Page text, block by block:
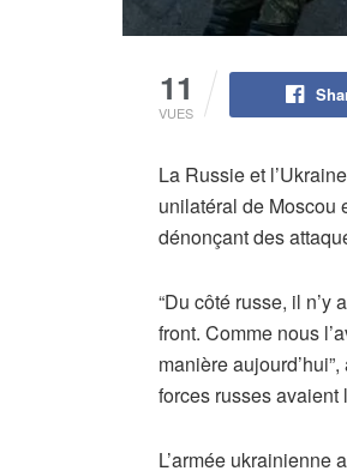
11
VUES
La Russie et
unilatéral de Moscou
dénonçant des
“Du côté russe, il
front. Comme nous
manière
forces russes
L’armée ukrainienne